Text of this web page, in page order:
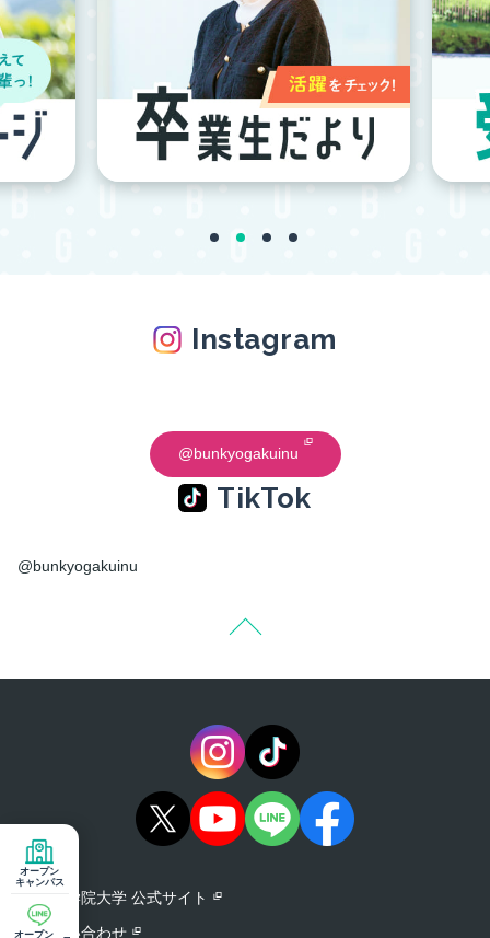
Instagram
@bunkyogakuinu
TikTok
@bunkyogakuinu
文京学院大学 公式サイト
お問い合わせ
オープン
キャンパス
オープン